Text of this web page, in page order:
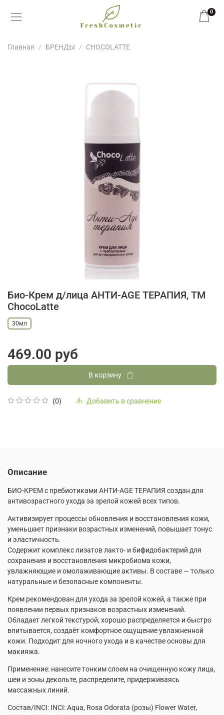
0
Главная БРЕНДЫ CHOCOLATTE
Био-Крем д/лица АНТИ-AGE ТЕРАПИЯ, TM
ChocoLatte
(0) Добавить в сравнение
30мл
469.00 руб
В корзину
Описание
БИО-КРЕМ с пребиотиками АНТИ-AGE ТЕРАПИЯ создан для
антивозрастного ухода за зрелой кожей всех типов.
Активизирует процессы обновления и восстановления кожи,
уменьшает признаки возрастных изменений, повышает тонус
и эластичность.
Содержит комплекс лизатов лакто- и бифидобактерий для
сохранения и восстановления микробиома кожи,
увлажняющие и омолаживающие активы. В составе — только
натуральные и безопасные компоненты.
Крем рекомендован для ухода за зрелой кожей, а также при
появлении первых признаков возрастных изменений.
Обладает легкой текстурой, хорошо распределяется и быстро
впитывается, создаёт комфортное ощущение увлажненной
кожи. Подходит для ночного ухода и в качестве основы для
макияжа.
Применение: нанесите тонким слоем на очищенную кожу лица,
шеи и зоны декольте, распределите, придерживаясь
массажных линий.
Состав/INCI: INCI: Aqua, Rosa Odorata (розы) Flower Water,